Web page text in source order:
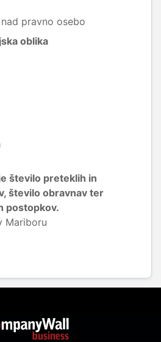
pravno osebo
oblika
število preteklih in
število obravnav ter
postopkov.
Mariboru